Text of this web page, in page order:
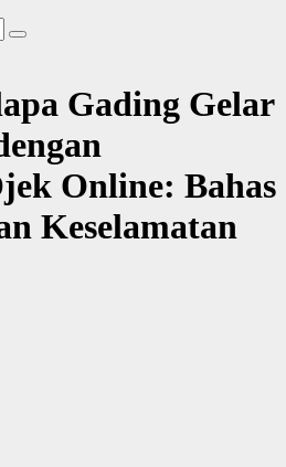
Gading Gelar
Online: Bahas
Keselamatan